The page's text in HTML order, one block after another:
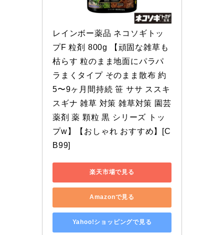
レインボー薬品 ネコソギトッ
プF 粒剤 800g 【頑固な雑草も
枯らす 粒のまま地面にパラパ
ラまくタイプ そのまま散布 約
5〜9ヶ月間持続 笹 ササ ススキ
スギナ 雑草 対策 雑草対策 園芸
薬剤 薬 顆粒 黒 シリーズ トッ
プw】【おしゃれ おすすめ】[C
B99]
楽天市場で見る
Amazonで見る
Yahoo!ショッピングで見る